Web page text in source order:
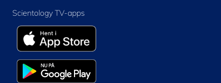
Scientology TV-apps